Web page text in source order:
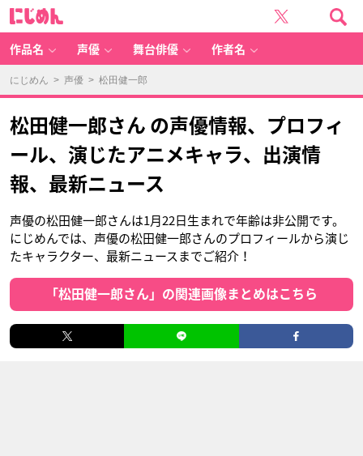
作品名 声優 舞台俳優 作者名
にじめん > 声優 > 松田健一郎
松田健一郎さん の声優情報、プロフィ
ール、演じたアニメキャラ、出演情
報、最新ニュース
声優の松田健一郎さんは1月22日生まれで年齢は非公開です。
にじめんでは、声優の松田健一郎さんのプロフィールから演じ
たキャラクター、最新ニュースまでご紹介！
「松田健一郎さん」の関連画像まとめはこちら